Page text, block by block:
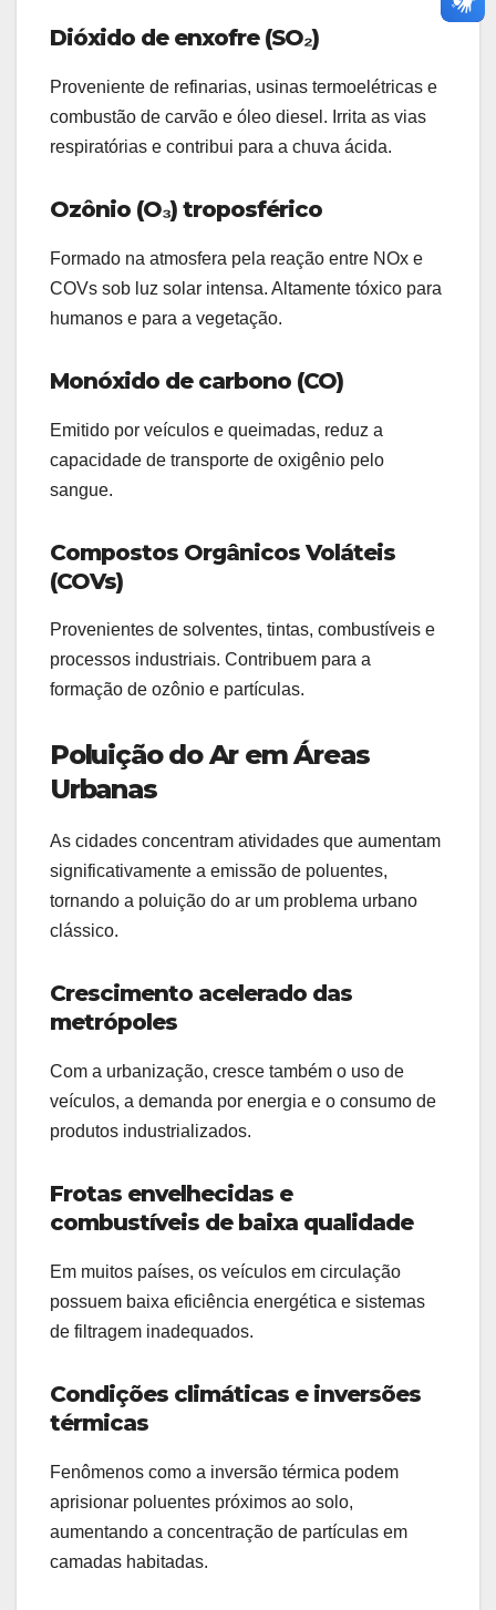
Dióxido de enxofre (SO₂)
Proveniente de refinarias, usinas termoelétricas e
combustão de carvão e óleo diesel. Irrita as vias
respiratórias e contribui para a chuva ácida.
Ozônio (O₃) troposférico
Formado na atmosfera pela reação entre NOx e
COVs sob luz solar intensa. Altamente tóxico para
humanos e para a vegetação.
Monóxido de carbono (CO)
Emitido por veículos e queimadas, reduz a
capacidade de transporte de oxigênio pelo
sangue.
Compostos Orgânicos Voláteis
(COVs)
Provenientes de solventes, tintas, combustíveis e
processos industriais. Contribuem para a
formação de ozônio e partículas.
Poluição do Ar em Áreas
Urbanas
As cidades concentram atividades que aumentam
significativamente a emissão de poluentes,
tornando a poluição do ar um problema urbano
clássico.
Crescimento acelerado das
metrópoles
Com a urbanização, cresce também o uso de
veículos, a demanda por energia e o consumo de
produtos industrializados.
Frotas envelhecidas e
combustíveis de baixa qualidade
Em muitos países, os veículos em circulação
possuem baixa eficiência energética e sistemas
de filtragem inadequados.
Condições climáticas e inversões
térmicas
Fenômenos como a inversão térmica podem
aprisionar poluentes próximos ao solo,
aumentando a concentração de partículas em
camadas habitadas.